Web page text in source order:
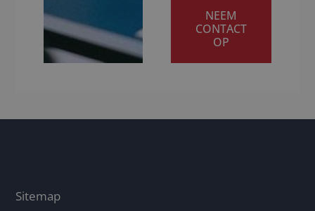
NEEM
CONTACT
OP
Sitemap